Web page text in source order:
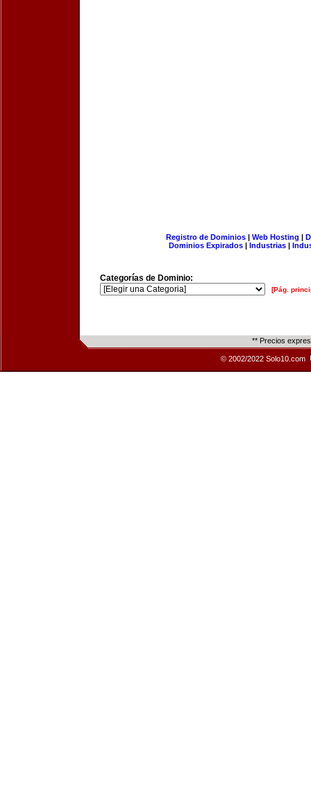
Registro de Dominios| Web Hosting |
Dominios Expirados | Industrias |
Categorías de Dominio:
[Pág.
** Precios
© 2002/2022 Solo10.com